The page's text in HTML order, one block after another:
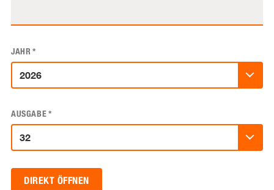
JAHR*
AUSGABE*
DIREKT ÖFFNEN